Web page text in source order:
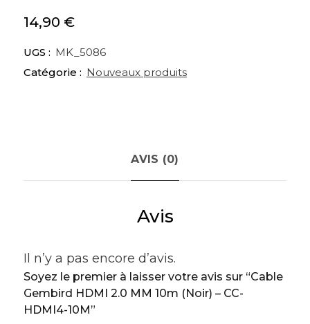
14,90 €
UGS : MK_5086
Catégorie : Nouveaux produits
AVIS (0)
Avis
Il n’y a pas encore d’avis.
Soyez le premier à laisser votre avis sur “Cable
Gembird HDMI 2.0 MM 10m (Noir) – CC-
HDMI4-10M”